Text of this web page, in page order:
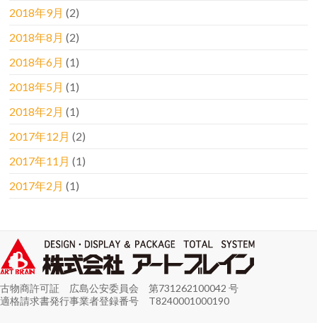
2018年9月 (2)
2018年8月 (2)
2018年6月 (1)
2018年5月 (1)
2018年2月 (1)
2017年12月 (2)
2017年11月 (1)
2017年2月 (1)
古物商許可証 広島公安委員会 第731262100042 号
適格請求書発行事業者登録番号 T8240001000190